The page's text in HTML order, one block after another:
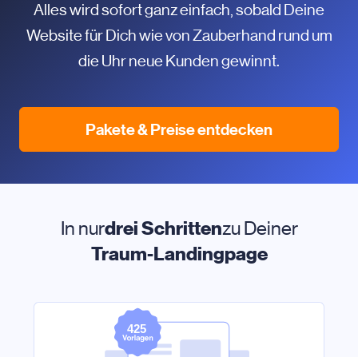
Alles wird sofort ganz einfach, sobald Deine
Website für Dich wie von Zauberhand rund um
die Uhr neue Kunden gewinnt.
Pakete & Preise entdecken
In nurdrei Schrittenzu Deiner
Traum-Landingpage
425